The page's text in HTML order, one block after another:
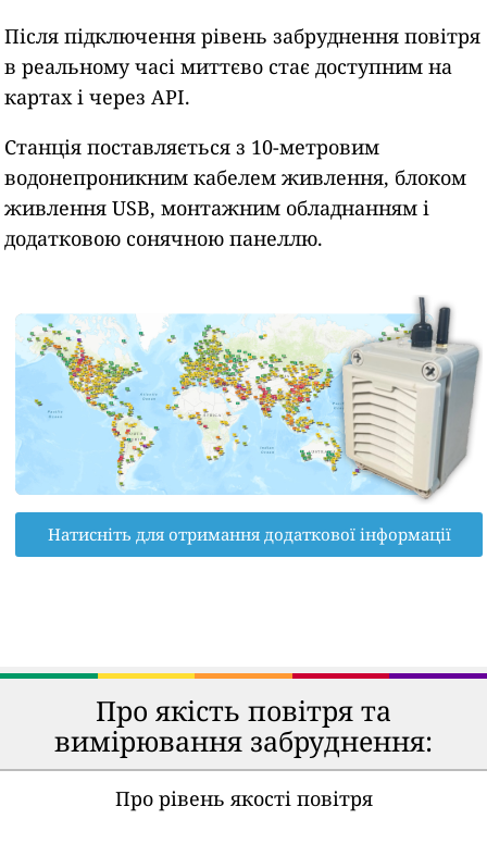
Після підключення рівень забруднення повітря
в реальному часі миттєво стає доступним на
картах і через API.
Станція поставляється з 10-метровим
водонепроникним кабелем живлення, блоком
живлення USB, монтажним обладнанням і
додатковою сонячною панеллю.
Натисніть для отримання додаткової інформації
Про якість повітря та
вимірювання забруднення:
Про рівень якості повітря